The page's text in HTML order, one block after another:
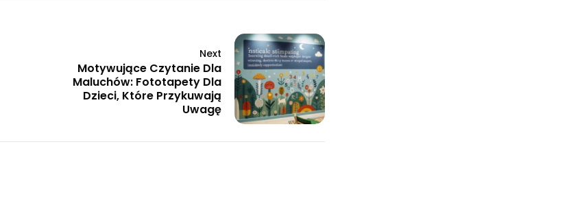
Next
Motywujące Czytanie Dla
Maluchów: Fototapety Dla
Dzieci, Które Przykuwają
Uwagę